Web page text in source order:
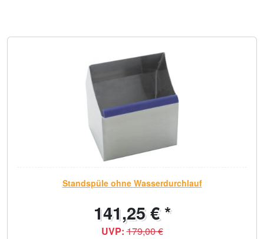
Standspüle ohne Wasserdurchlauf
141,25 € *
UVP:179,00 €